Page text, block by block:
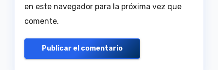
en este navegador para la próxima vez que
comente.